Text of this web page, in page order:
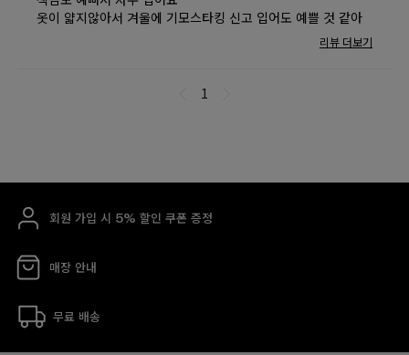
회원 가입 시 5% 할인 쿠폰 증정
매장 안내
무료 배송